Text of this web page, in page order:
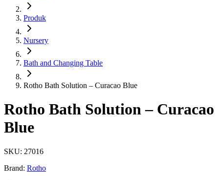
Produk
Nursery
Bath and Changing Table
Rotho Bath Solution – Curacao Blue
Rotho Bath Solution – Curacao
Blue
SKU: 27016
Brand: Rotho